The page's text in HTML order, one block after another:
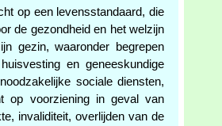
op een levensstandaard, die
de gezondheid en het welzijn
gezin, waaronder begrepen
en geneeskundige
sociale diensten,
op voorziening in geval van
invaliditeit, overlijden van de